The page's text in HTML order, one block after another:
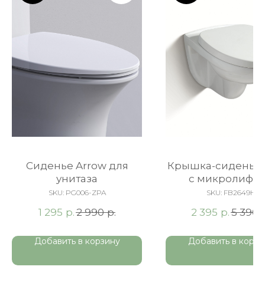
Сиденье Arrow для
унитаза
SKU: PG006-ZPA
1 295 р.2 990 р.
Добавить в корзину
Крышка-сиденье
c
полипропилен,
SKU: FB2649H
2 395 р. 5 390
Добавить в